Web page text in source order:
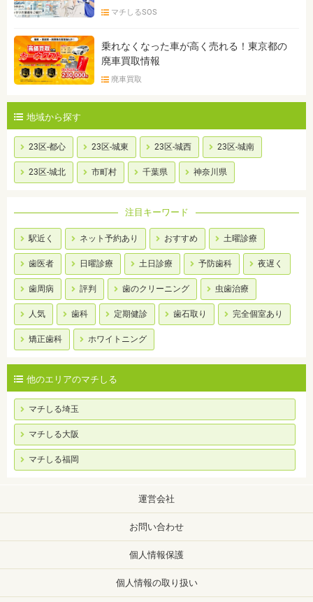
マチしるSOS
乗れなくなった車が高く売れる！東京都の
廃車買取情報
廃車買取
地域から探す
23区-都心 23区-城東 23区-城西 23区-城南
23区-城北 市町村 千葉県 神奈川県
注目キーワード
駅近く ネット予約あり おすすめ 土曜診療
歯医者 日曜診療 土日診療 予防歯科 夜遅く
歯周病 評判 歯のクリーニング 虫歯治療
人気 歯科 定期健診 歯石取り 完全個室あり
矯正歯科 ホワイトニング
他のエリアのマチしる
マチしる埼玉
マチしる大阪
マチしる福岡
運営会社
お問い合わせ
個人情報保護
個人情報の取り扱い